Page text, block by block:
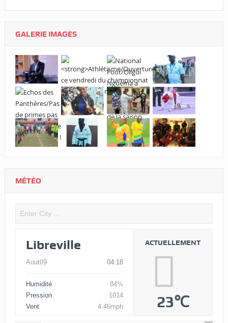
GALERIE IMAGES
MÉTÉO
Libreville
Aout09 04:18
Humidité
84%
Pression
1014
Vent
4.46mph
ACTUELLEMENT
23℃